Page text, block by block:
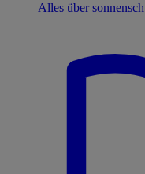
Alles über